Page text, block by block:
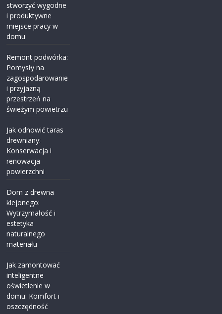
stworzyć wygodne
i produktywne
miejsce pracy w
domu
Remont podwórka:
Pomysły na
zagospodarowanie
i przyjazną
przestrzeń na
świeżym powietrzu
Jak odnowić taras
drewniany:
Konserwacja i
renowacja
powierzchni
Dom z drewna
klejonego:
Wytrzymałość i
estetyka
naturalnego
materiału
Jak zamontować
inteligentne
oświetlenie w
domu: Komfort i
oszczędność